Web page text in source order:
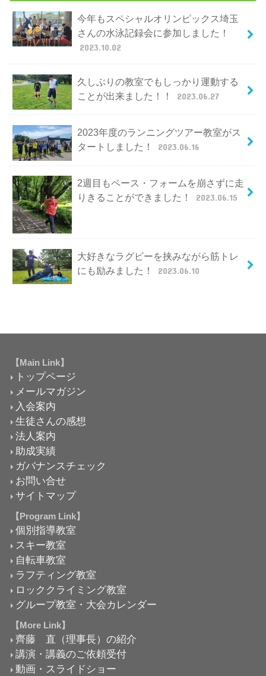
今年もスペシャルオリンピックス埼玉
さんの水泳記録会に参加しました！
2023.10.02
久しぶりの教室でもしっかり運動する
ことが出来ました！！
2023.06.27
2023年度のランニングツアー教室がス
タートしました！
2023.06.16
2週目もペース・フォームを崩さずに走
りきることができました！
2023.06.15
大好きなラグビーを挟みながら筋トレ
にも励みました！
2023.06.10
【Main Link】
トップページ
メールマガジン
入会案内
生徒さんの感想
法人案内
助成実績
ガバナンスチェック
お問い合せ
サイトマップ
【Program Link】
個別指導教室
スキー教室
自転車教室
ラフティング教室
ロッククライミング教室
グループ教室・大会カレンダー
【More Link】
齊藤 直（理事長）の紹介
講演・講義のご依頼受付
動画・スライドショー